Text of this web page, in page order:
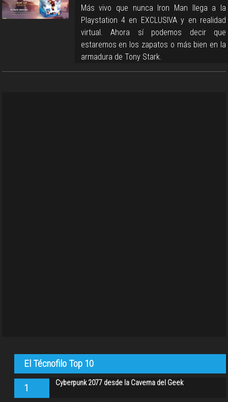
Más vivo que nunca Iron Man llega a la
Playstation 4 en EXCLUSIVA y en realidad
virtual. Ahora sí podemos decir que
estaremos en los zapatos o más bien en la
armadura de Tony Stark.
El Técnofilo Top 10
1 Cyberpunk 2077 desde la Caverna del Geek